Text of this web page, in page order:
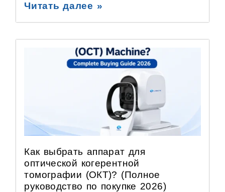
Читать далее »
Как выбрать аппарат для
оптической когерентной
томографии (ОКТ)? (Полное
руководство по покупке 2026)